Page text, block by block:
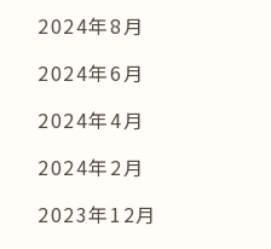
2024年8月
2024年6月
2024年4月
2024年2月
2023年12月